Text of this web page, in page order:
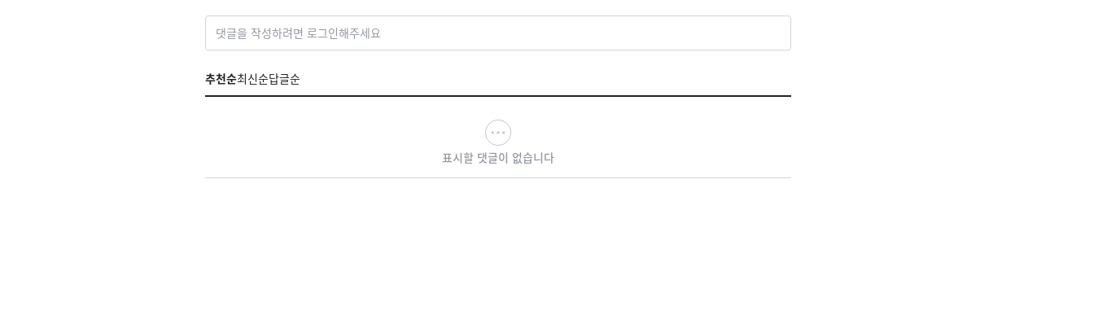
댓글을 작성하려면 로그인해주세요
추천순최신순답글순
표시할 댓글이 없습니다